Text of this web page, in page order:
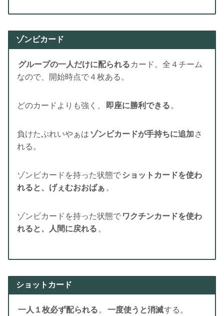
ゾンビカード
グループの一人だけに配られる カード。全４チーム
なので、開始時点で４枚ある。
どのカードよりも強く、 即座に勝利できる 。
負けたぷれいやぁは ゾンビカードが手持ちに追加 さ
れる。
ゾンビカードを持った状態で ショットカードを使わ
れると、げぇむおおばぁ 。
ゾンビカードを持った状態で ワクチンカードを使わ
れると、人間に戻れる 。
ショットカード
一人１枚必ず配られる 。 一度使うと消滅する。